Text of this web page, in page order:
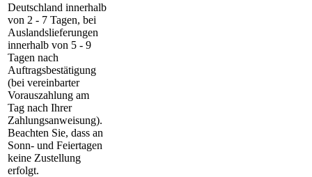
Deutschland innerhalb
von 2 - 7 Tagen, bei
Auslandslieferungen
innerhalb von 5 - 9
Tagen nach
Auftragsbestätigung
(bei vereinbarter
Vorauszahlung am
Tag nach Ihrer
Zahlungsanweisung).
Beachten Sie, dass an
Sonn- und Feiertagen
keine Zustellung
erfolgt.